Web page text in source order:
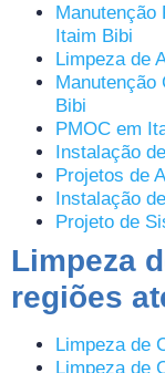
Manutenção
Itaim Bibi
Limpeza de
Manutenção
Bibi
PMOC em
Instalação
Projetos de
Instalação
Projeto de
Limpeza
regiões
Limpeza de
Limpeza de